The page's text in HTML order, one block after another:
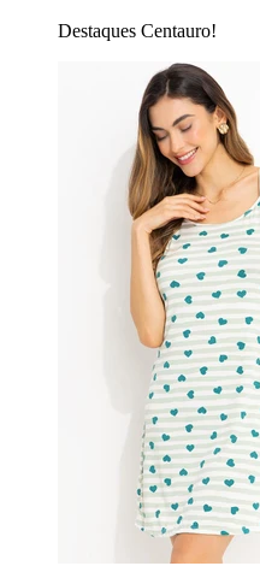
Destaques Centauro!